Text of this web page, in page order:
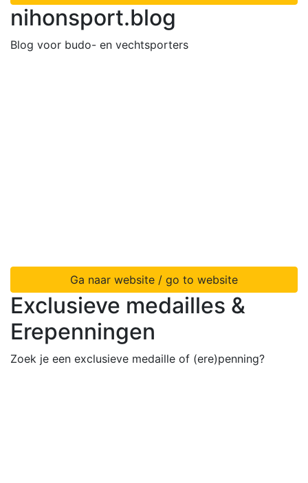
nihonsport.blog
Blog voor budo- en vechtsporters
Ga naar website / go to website
Exclusieve medailles &
Erepenningen
Zoek je een exclusieve medaille of (ere)penning?